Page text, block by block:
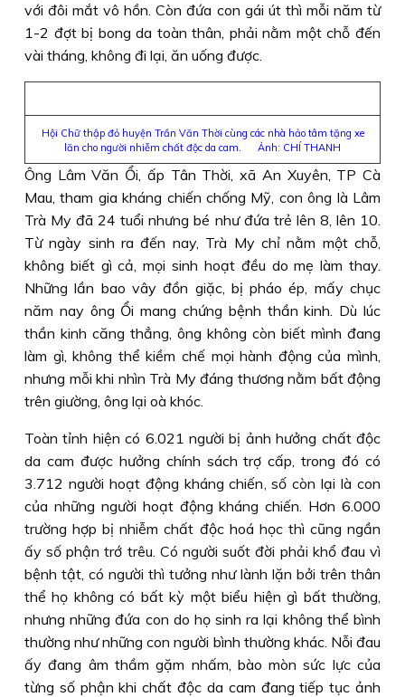
với đôi mắt vô hồn. Còn đứa con gái út thì mỗi năm từ
1-2 đợt bị bong da toàn thân, phải nằm một chỗ đến
vài tháng, không đi lại, ăn uống được.
Hội Chữ thập đỏ huyện Trần Văn Thời cùng các nhà hảo tâm tặng xe
lăn cho người nhiễm chất độc da cam. Ảnh: CHÍ THANH
Ông Lâm Văn Ổi, ấp Tân Thời, xã An Xuyên, TP Cà
Mau, tham gia kháng chiến chống Mỹ, con ông là Lâm
Trà My đã 24 tuổi nhưng bé như đứa trẻ lên 8, lên 10.
Từ ngày sinh ra đến nay, Trà My chỉ nằm một chỗ,
không biết gì cả, mọi sinh hoạt đều do mẹ làm thay.
Những lần bao vây đồn giặc, bị pháo ép, mấy chục
năm nay ông Ổi mang chứng bệnh thần kinh. Dù lúc
thần kinh căng thẳng, ông không còn biết mình đang
làm gì, không thể kiềm chế mọi hành động của mình,
nhưng mỗi khi nhìn Trà My đáng thương nằm bất động
trên giường, ông lại oà khóc.
Toàn tỉnh hiện có 6.021 người bị ảnh hưởng chất độc
da cam được hưởng chính sách trợ cấp, trong đó có
3.712 người hoạt động kháng chiến, số còn lại là con
của những người hoạt động kháng chiến. Hơn 6.000
trường hợp bị nhiễm chất độc hoá học thì cũng ngần
ấy số phận trớ trêu. Có người suốt đời phải khổ đau vì
bệnh tật, có người thì tưởng như lành lặn bởi trên thân
thể họ không có bất kỳ một biểu hiện gì bất thường,
nhưng những đứa con do họ sinh ra lại không thể bình
thường như những con người bình thường khác. Nỗi đau
ấy đang âm thầm gặm nhấm, bào mòn sức lực của
từng số phận khi chất độc da cam đang tiếp tục ảnh